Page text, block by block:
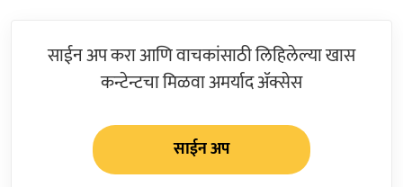
साईन अप करा आणि वाचकांसाठी लिहिलेल्या खास
कन्टेन्टचा मिळवा अमर्याद ॲक्सेस
साईन अप